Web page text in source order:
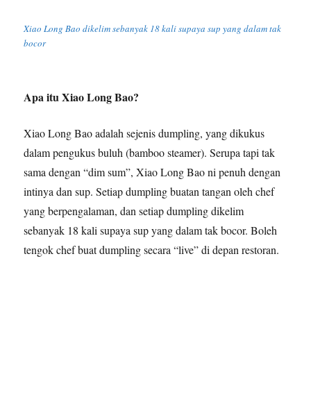
Xiao Long Bao dikelim sebanyak 18 kali supaya sup yang dalam tak
bocor
Apa itu Xiao Long Bao?
Xiao Long Bao adalah sejenis dumpling, yang dikukus
dalam pengukus buluh (bamboo steamer). Serupa tapi tak
sama dengan “dim sum”, Xiao Long Bao ni penuh dengan
intinya dan sup. Setiap dumpling buatan tangan oleh chef
yang berpengalaman, dan setiap dumpling dikelim
sebanyak 18 kali supaya sup yang dalam tak bocor. Boleh
tengok chef buat dumpling secara “live” di depan restoran.